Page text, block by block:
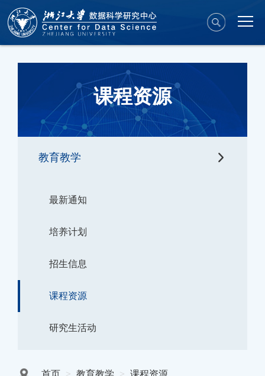
课程资源
教育教学
最新通知
培养计划
招生信息
课程资源
研究生活动
首页 教育教学 课程资源